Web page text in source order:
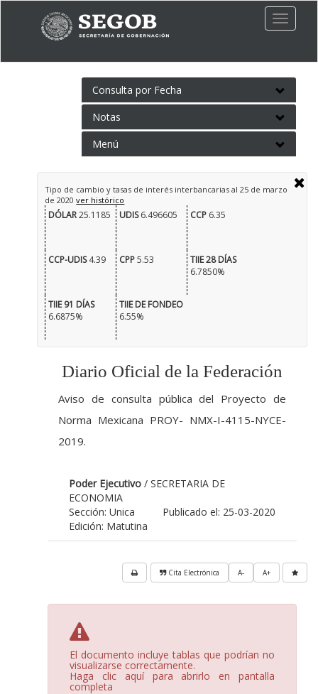
Toggle
Consulta por Fecha
Notas
Menú
Tipo de cambio y tasas de interés interbancarias al 25 de marzo
de 2020ver histórico
DÓLAR25.1185 UDIS6.496605 CCP6.35
CCP-UDIS4.39 CPP5.53
TIIE 28 DÍAS
6.7850%
TIIE 91 DÍAS
6.6875%
TIIE DE FONDEO
6.55%
Diario Oficial de la Federación
Aviso de consulta pública del Proyecto de
Norma Mexicana PROY- NMX-I-4115-NYCE-
2019.
Poder Ejecutivo / SECRETARIA DE
ECONOMIA
Publicado el: 25-03-2020
Sección: Unica
Edición: Matutina
A+
A-
Cita Electrónica
El documento incluye tablas que podrían no
visualizarse correctamente.
Haga clic aquí para abrirlo en pantalla
completa